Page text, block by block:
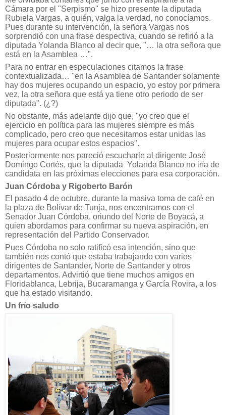
Cámara por el "Serpismo" se hizo presente la diputada
Rubiela Vargas, a quién, valga la verdad, no conocíamos.
Pues durante su intervención, la señora Vargas nos
sorprendió con una frase despectiva, cuando se refirió a la
diputada Yolanda Blanco al decir que, "… la otra señora que
está en la Asamblea …".
Para no entrar en especulaciones citamos la frase
contextualizada… "en la Asamblea de Santander solamente
hay dos mujeres ocupando un espacio, yo estoy por primera
vez, la otra señora que está ya tiene otro periodo de ser
diputada". (¿?)
No obstante, más adelante dijo que, "yo creo que el
ejercicio en política para las mujeres siempre es más
complicado, pero creo que necesitamos estar unidas las
mujeres para ocupar estos espacios".
Posteriormente nos pareció escucharle al dirigente José
Domingo Cortés, que la diputada Yolanda Blanco no iría de
candidata en las próximas elecciones para esa corporación.
Juan Córdoba y Rigoberto Barón
El pasado 4 de octubre, durante la masiva toma de café en
la plaza de Bolívar de Tunja, nos encontramos con el
Senador Juan Córdoba, oriundo del Norte de Boyacá, a
quien abordamos para confirmar su nueva aspiración, en
representación del Partido Conservador.
Pues Córdoba no solo ratificó esa intención, sino que
también nos contó que estaba trabajando con varios
dirigentes de Santander, Norte de Santander y otros
departamentos. Advirtió que tiene muchos amigos en
Floridablanca, Lebrija, Bucaramanga y García Rovira, a los
que ha estado visitando.
Un frío saludo